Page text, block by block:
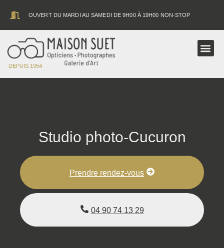
principalOUVERT DU MARDI AU SAMEDI DE 9H00 À 19H00 NON-STOP
DEPUIS 1954
Studio photo-Cucuron
Prendre rendez-vous
04 90 74 13 29